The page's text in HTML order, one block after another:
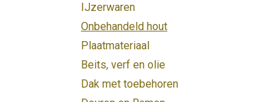
IJzerwaren
Onbehandeld hout
Plaatmateriaal
Beits, verf en olie
Dak met toebehoren